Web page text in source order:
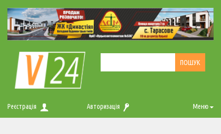
Реєстрація Авторизація Меню